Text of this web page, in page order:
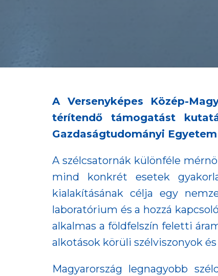
A Versenyképes Közép-
térítendő támogatást
Gazdaságtudományi
A szélcsatornák különféle
mind konkrét esetek
kialakításának célja egy
laboratórium és a hozzá
alkalmas a földfelszín feletti
alkotások körüli szélviszonyok
Magyarország legnagyobb